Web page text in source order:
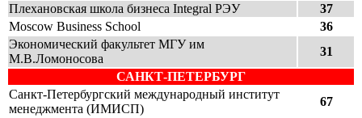
Плехановская школа бизнеса Integral РЭУ
37
Moscow Business School
36
Экономический факультет МГУ им
М.В.Ломоносова
31
САНКТ-ПЕТЕРБУРГ
Санкт-Петербургский международный институт
менеджмента (ИМИСП)
67